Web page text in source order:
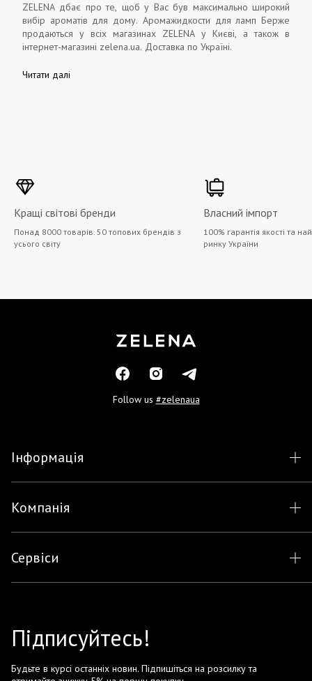
ZELENA дбає про те, щоб у Вас був максимально широкий
вибір ароматів для дому. Аромажидкости для ламп Берже
продаються у всіх магазинах ZELENA у Києві, а також в
інтернет-магазині zelena.ua. Доставка по Україні.
Читати далі
Кращі світові бренди
Понад 8000 товарів. 50 топових брендів з
усього світу
Власний імпорт
100% гарантія якості та
ринку України
Follow us #zelenaua
Інформація
Компанія
Сервіси
Підписуйтесь!
Будьте в курсі останніх новин. Підпишіться на розсилку та